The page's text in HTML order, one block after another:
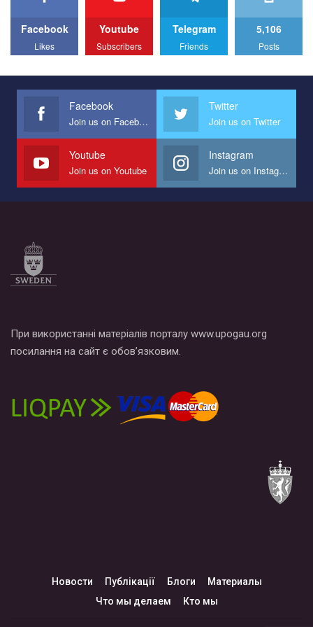
Facebook
Likes
Youtube
Subscribers
Telegram
Friends
5,106
Posts
Facebook
Join us on Facebook
Twitter
Join us on Twitter
Youtube
Join us on Youtube
Instagram
Join us on Instagram
При використанні матеріалів порталу www.upogau.org
посилання на сайт є обов’язковим.
Новости Публікації Блоги
Материалы
Что мы делаем
Кто мы